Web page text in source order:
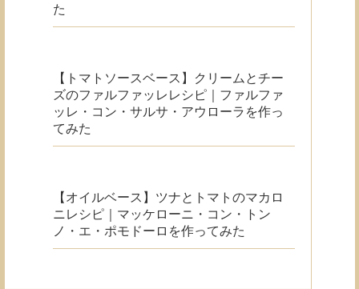
た
【トマトソースベース】クリームとチー
ズのファルファッレレシピ｜ファルファ
ッレ・コン・サルサ・アウローラを作っ
てみた
【オイルベース】ツナとトマトのマカロ
ニレシピ｜マッケローニ・コン・トン
ノ・エ・ポモドーロを作ってみた